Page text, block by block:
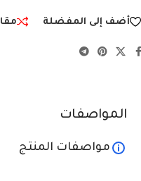
أضف إلى المفضلة
المواصفات
مواصفات المنتج